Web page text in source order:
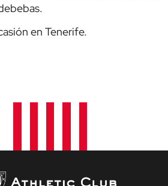
en Tenerife.